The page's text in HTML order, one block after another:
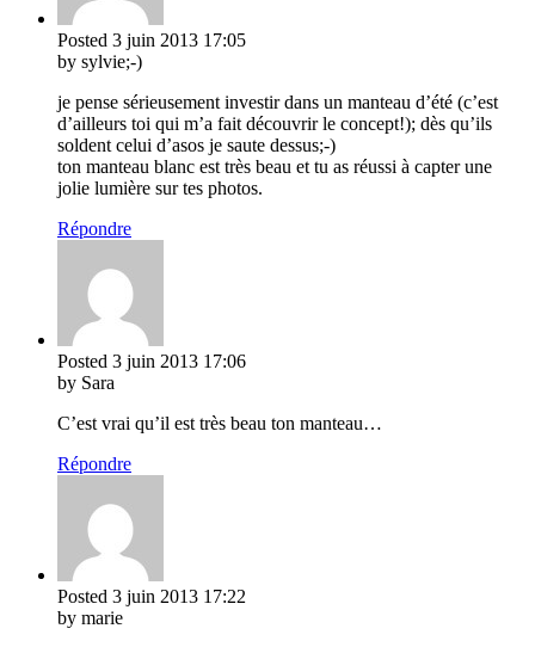
Posted 3 juin 2013 17:05
by sylvie;-)
je pense sérieusement investir dans un manteau d’été (c’est
d’ailleurs toi qui m’a fait découvrir le concept!); dès qu’ils
soldent celui d’asos je saute dessus;-)
ton manteau blanc est très beau et tu as réussi à capter une
jolie lumière sur tes photos.
Répondre
Posted 3 juin 2013 17:06
by Sara
C’est vrai qu’il est très beau ton manteau…
Répondre
Posted 3 juin 2013 17:22
by marie